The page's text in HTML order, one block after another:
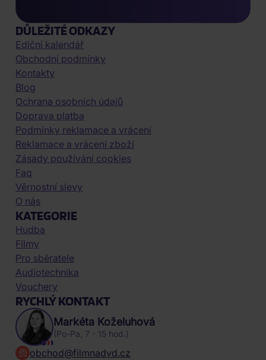
DŮLEŽITÉ ODKAZY
Ediční kalendář
Obchodní podmínky
Kontakty
Blog
Ochrana osobních údajů
Doprava platba
Podmínky reklamace a vrácení
Reklamace a vrácení zboží
Zásady používání cookies
Faq
Věrnostní slevy
O nás
KATEGORIE
Hudba
Filmy
Pro sběratele
Audiotechnika
Vouchery
RYCHLÝ KONTAKT
Markéta Koželuhová
(Po-Pa, 7 - 15 hod.)
obchod@filmnadvd.cz